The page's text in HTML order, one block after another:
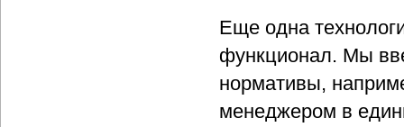
Еще одна
функционал. Мы
нормативы,
менеджером в